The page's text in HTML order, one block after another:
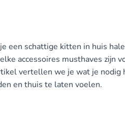
een schattige kitten in huis
accessoires musthaves zijn
vertellen we je wat je nodig
en thuis te laten voelen.